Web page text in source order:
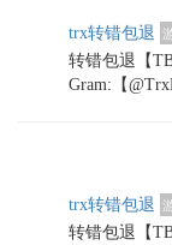
trx转错包退
转错包退【
Gram:【
trx转错包退
转错包退【